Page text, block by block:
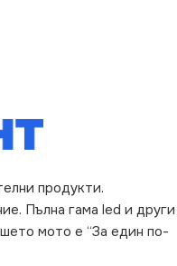
продукти.
Пълна гама led и други
мото е “За един по-